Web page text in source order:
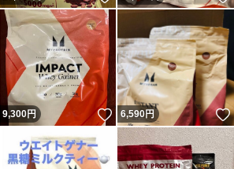
いいね！
9,300円 いいね！
6,590円